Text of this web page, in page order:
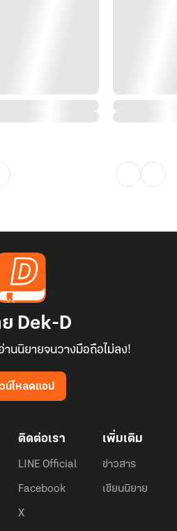
Dek-D
นนิยายจนวางมือถือไม่ลง!
น์โหลดแอป
ติดต่อเรา
LINE Official
Facebook
X
เพิ่มเติม
ข่าวสาร
เขียนนิยาย